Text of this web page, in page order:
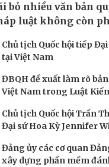
Podcast
Câu
Đọc
Hạt giống
bỏ nhiều văn bản
luật không còn
Chủ tịch Quốc hội tiếp
tại Việt Nam
ĐBQH đề xuất làm rõ
Việt Nam trong Luật
Chủ tịch Quốc hội Trần
Đại sứ Hoa Kỳ Jennifer
Đảng ủy các cơ quan
xây dựng phần mềm